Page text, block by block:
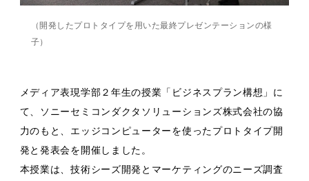
（開発したプロトタイプを用いた最終プレゼンテーションの様
子）
メディア表現学部２年生の授業「ビジネスプラン構想」に
て、ソニーセミコンダクタソリューションズ株式会社の協
力のもと、エッジコンピューターを使ったプロトタイプ開
発と発表会を開催しました。
本授業は、技術シーズ開発とマーケティングのニーズ調査